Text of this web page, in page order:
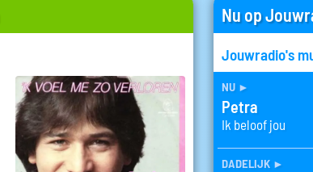
Nu op
Jouwradio's
nu ►
Petra
Ik beloof jou
dadelijk ►